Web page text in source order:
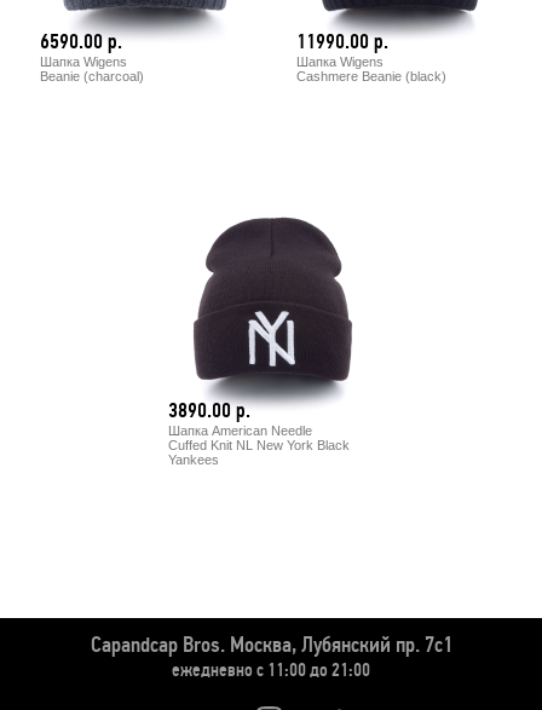
6590.00 р.
Шапка Wigens
Beanie (charcoal)
11990.00 р.
Шапка Wigens
Cashmere Beanie (black)
3890.00 р.
Шапка American Needle
Cuffed Knit NL New York Black
Yankees
Capandcap Bros. Москва, Лубянский пр. 7с1
ежедневно с 11:00 до 21:00